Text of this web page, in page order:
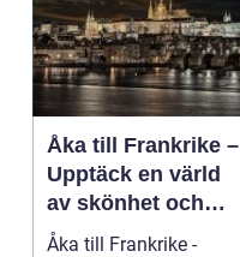
Åka till Frankrike –
Upptäck en värld
av skönhet och
kultur
Åka till Frankrike -